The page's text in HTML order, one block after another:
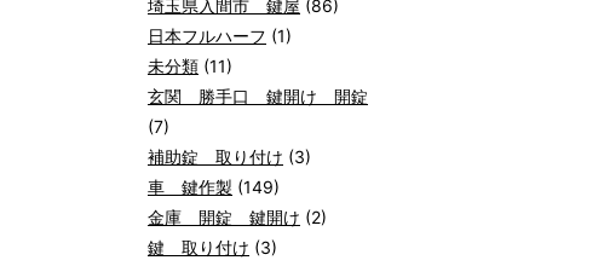
埼玉県入間市 鍵屋 (86)
日本フルハーフ (1)
未分類 (11)
玄関 勝手口 鍵開け 開錠
(7)
補助錠 取り付け (3)
車 鍵作製 (149)
金庫 開錠 鍵開け (2)
鍵 取り付け (3)